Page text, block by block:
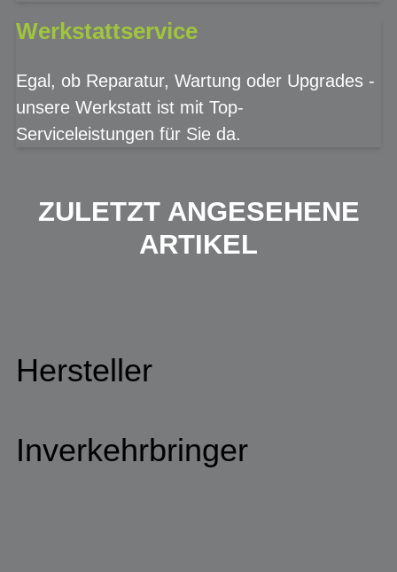
Werkstattservice
Egal, ob Reparatur, Wartung oder Upgrades -
unsere Werkstatt ist mit Top-
Serviceleistungen für Sie da.
ZULETZT ANGESEHENE
ARTIKEL
Hersteller
Inverkehrbringer